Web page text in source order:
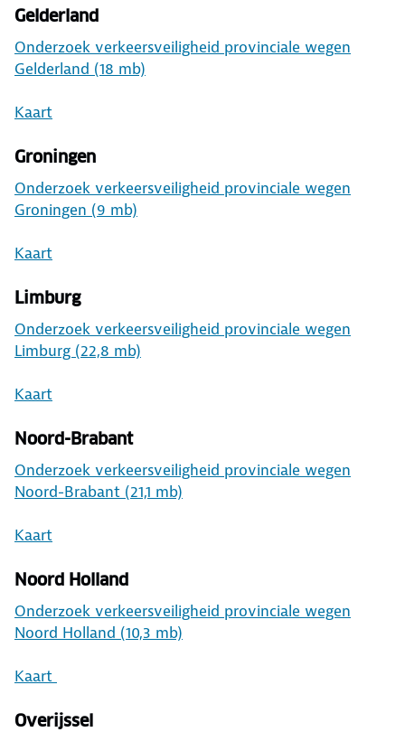
Gelderland
Onderzoek verkeersveiligheid provinciale wegen
Gelderland (18 mb)
Kaart
Groningen
Onderzoek verkeersveiligheid provinciale wegen
Groningen (9 mb)
Kaart
Limburg
Onderzoek verkeersveiligheid provinciale wegen
Limburg (22,8 mb)
Kaart
Noord-Brabant
Onderzoek verkeersveiligheid provinciale wegen
Noord-Brabant (21,1 mb)
Kaart
Noord Holland
Onderzoek verkeersveiligheid provinciale wegen
Noord Holland (10,3 mb)
Kaart
Overijssel